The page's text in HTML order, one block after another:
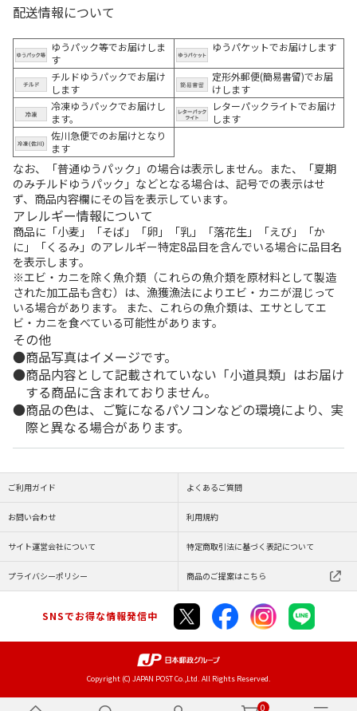
0
配送情報について
ゆうパック等でお届けしま
す
ゆうパケットでお届けします
チルドゆうパックでお届け
します
定形外郵便(簡易書留)でお届
けします
冷凍ゆうパックでお届けし
ます。
レターパックライトでお届け
します
佐川急便でのお届けとなり
ます
なお、「普通ゆうパック」の場合は表示しません。また、「夏期
のみチルドゆうパック」などとなる場合は、記号での表示はせ
ず、商品内容欄にその旨を表示しています。
アレルギー情報について
商品に「小麦」「そば」「卵」「乳」「落花生」「えび」「か
に」「くるみ」のアレルギー特定8品目を含んでいる場合に品目名
を表示します。
※エビ・カニを除く魚介類（これらの魚介類を原材料として製造
された加工品も含む）は、漁獲漁法によりエビ・カニが混じって
いる場合があります。 また、これらの魚介類は、エサとしてエ
ビ・カニを食べている可能性があります。
その他
商品写真はイメージです。
商品内容として記載されていない「小道具類」はお届け
する商品に含まれておりません。
商品の色は、ご覧になるパソコンなどの環境により、実
際と異なる場合があります。
ご利用ガイド よくあるご質問
お問い合わせ 利用規約
サイト運営会社について 特定商取引法に基づく表記について
プライバシーポリシー 商品のご提案はこちら
SNSでお得な情報発信中
Copyright (C) JAPAN POST Co.,Ltd. All Rights Reserved.